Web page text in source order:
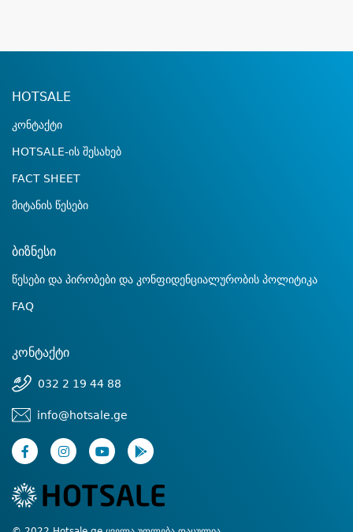
HOTSALE
კონტაქტი
HOTSALE-ის შესახებ
FACT SHEET
მიტანის წესები
ბიზნესი
წესები და პირობები და კონფიდენციალურობის პოლიტიკა
FAQ
კონტაქტი
032 2 19 44 88
info@hotsale.ge